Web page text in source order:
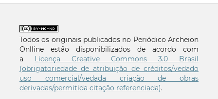
Todos os originais publicados no Periódico Archeion
Onlline estão disponibilizados de acordo com
a
Licença Creative Commons 3.0 Brasil
(obrigatoriedade de atribuição de créditos/vedado
uso comercial/vedada criação de obras
derivadas/permitida citação referenciada).